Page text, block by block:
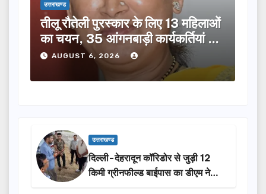
उत्तराखण्ड
तीलू रौतेली पुरस्कार के लिए 13 महिलाओं
का चयन, 35 आंगनबाड़ी कार्यकर्तियां भी
होंगी सम्मानित…
AUGUST 6, 2026
उत्तराखण्ड
दिल्ली-देहरादून कॉरिडोर से जुड़ी 12
किमी ग्रीनफील्ड बाईपास का डीएम ने
किया निरीक्षण…